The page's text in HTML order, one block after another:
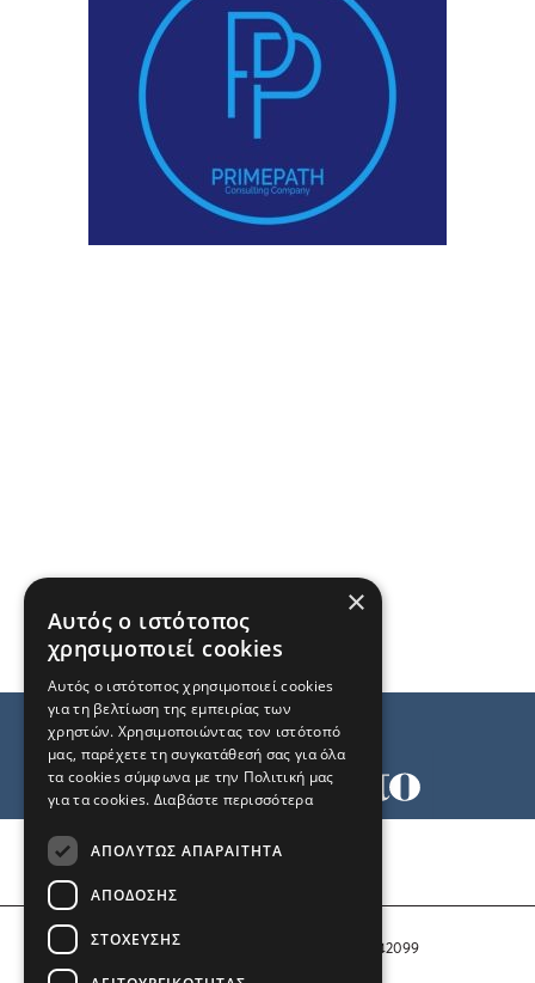
Αριθμός Πιστοποίησης Μ.Η.Τ. 242099
×
Αυτός ο ιστότοπος
χρησιμοποιεί cookies
Αυτός ο ιστότοπος χρησιμοποιεί cookies
για τη βελτίωση της εμπειρίας των
χρηστών. Χρησιμοποιώντας τον ιστότοπό
μας, παρέχετε τη συγκατάθεσή σας για όλα
τα cookies σύμφωνα με την Πολιτική μας
για τα cookies. Διαβάστε περισσότερα
ΑΠΟΛΎΤΩΣ ΑΠΑΡΑΊΤΗΤΑ
ΑΠΌΔΟΣΗΣ
ΣΤΌΧΕΥΣΗΣ